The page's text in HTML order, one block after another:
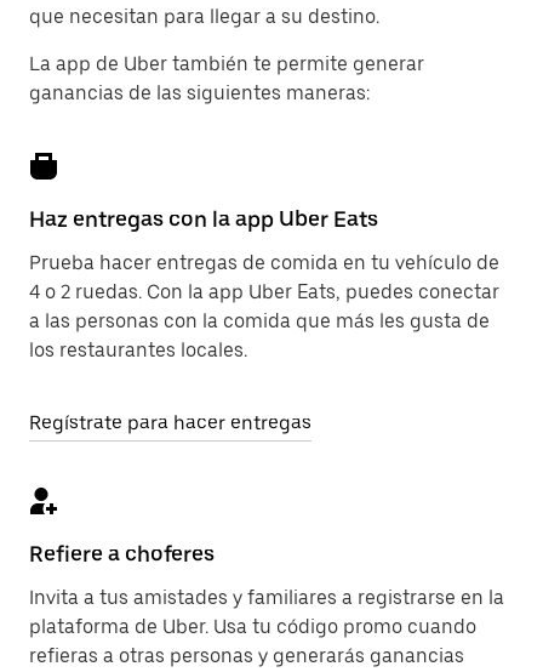
que necesitan para llegar a su destino.
La app de Uber también te permite generar
ganancias de las siguientes maneras:
Haz entregas con la app Uber Eats
Prueba hacer entregas de comida en tu vehículo de
4 o 2 ruedas. Con la app Uber Eats, puedes conectar
a las personas con la comida que más les gusta de
los restaurantes locales.
Regístrate para hacer entregas
Refiere a choferes
Invita a tus amistades y familiares a registrarse en la
plataforma de Uber. Usa tu código promo cuando
refieras a otras personas y generarás ganancias